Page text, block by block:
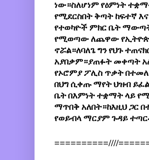
ነው።ስለሆነም የዕምነት
የሚደርስበት ቅጣት ከፍተኛ
የተወካዮች ምክር ቤት
የሚወጣው ለጨዋው
ኖሯል።ለባለጌ ግን የህጉ
አያበቃም።ያጠፉት መቀጣት
የኦሮምያ ፖሊስ ጥቃት
በህግ ሲቀጡ ማየት ህዝብ
ቤት በእምነት ተቋማት ላይ
ማጥበቅ አለበት።ከእዚህ ጋር
የወይብላ ማርያም ጉዳይ
==========////